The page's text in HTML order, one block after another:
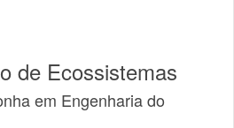
de Ecossistemas
em Engenharia do